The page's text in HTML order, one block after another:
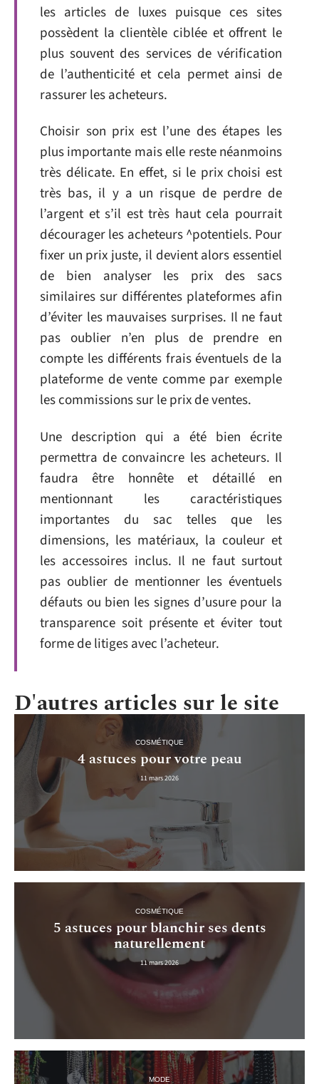
les articles de luxes puisque ces sites
possèdent la clientèle ciblée et offrent le
plus souvent des services de vérification
de l’authenticité et cela permet ainsi de
rassurer les acheteurs.
Choisir son prix est l’une des étapes les
plus importante mais elle reste néanmoins
très délicate. En effet, si le prix choisi est
très bas, il y a un risque de perdre de
l’argent et s’il est très haut cela pourrait
décourager les acheteurs ^potentiels. Pour
fixer un prix juste, il devient alors essentiel
de bien analyser les prix des sacs
similaires sur différentes plateformes afin
d’éviter les mauvaises surprises. Il ne faut
pas oublier n’en plus de prendre en
compte les différents frais éventuels de la
plateforme de vente comme par exemple
les commissions sur le prix de ventes.
Une description qui a été bien écrite
permettra de convaincre les acheteurs. Il
faudra être honnête et détaillé en
mentionnant les caractéristiques
importantes du sac telles que les
dimensions, les matériaux, la couleur et
les accessoires inclus. Il ne faut surtout
pas oublier de mentionner les éventuels
défauts ou bien les signes d’usure pour la
transparence soit présente et éviter tout
forme de litiges avec l’acheteur.
D'autres articles sur le site
COSMÉTIQUE
4 astuces pour votre peau
11 mars 2026
COSMÉTIQUE
5 astuces pour blanchir ses dents
naturellement
11 mars 2026
MODE